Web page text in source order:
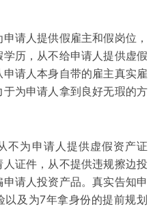
请人提供假雇主和假岗位，
历，从不给申请人提供虚假
请人本身自带的雇主真实雇
为申请人拿到良好无瑕的方
不为申请人提供虚假资产证
证件，从不提供违规擦边投
请人投资产品。真实告知申
以及为7年拿身份的提前规划